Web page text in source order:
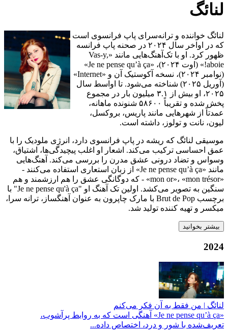
لنائگ
لنائگ خواننده و ترانه‌سرای پاپ فرانسوی است
که در اواخر سال ۲۰۲۴ در صحنه پاپ فرانسه
ظهور کرد. او با تک‌آهنگ‌هایی مانند «Vas‑y,
aboie!» (اوت ۲۰۲۴)، «Je ne pense qu’à ça»
(نوامبر ۲۰۲۴)، نسخه آکوستیک آن و «Internet»
(آوریل ۲۰۲۵) شناخته می‌شود. تا اواسط سال
۲۰۲۵، او بیش از ۳.۱ میلیون بار در مجموع
پخش شده و تقریباً ۵۸۶۰۰ شنونده ماهانه،
عمدتاً از شهرهایی مانند پاریس، بروکسل،
لیون، نانت و تولوز، داشته است.
موسیقی لنائگ که ریشه در پاپ فرانسوی دارد، انرژی ملودیک را با
عمق احساسی ترکیب می‌کند. اشعار او اغلب پیچیدگی‌ها، اشتیاق،
وسواس و تضاد درونی عشق مدرن را بررسی می‌کند. آهنگ‌هایی
مانند «Je ne pense qu’à ça» از زبان استعاری استفاده می‌کنند -
«mon or»، «mon trésor» - که دوگانگی عشق را هم ارزشمند و هم
سنگین به تصویر می‌کشد. اولین تک آهنگ او "Je ne pense qu'à ça" با
برچسب Brut de Pop با مارک چاپرون به عنوان آهنگساز، ترانه سرا،
میکسر و تهیه کننده تولید شد.
بیشتر بخوانید
2024
لنائگ | من فقط به آن فکر می‌کنم
«Je ne pense qu’à ça» آهنگی است که به روابط پرآشوب،
تعریف‌شده با شور و درد، اختصاص داده...